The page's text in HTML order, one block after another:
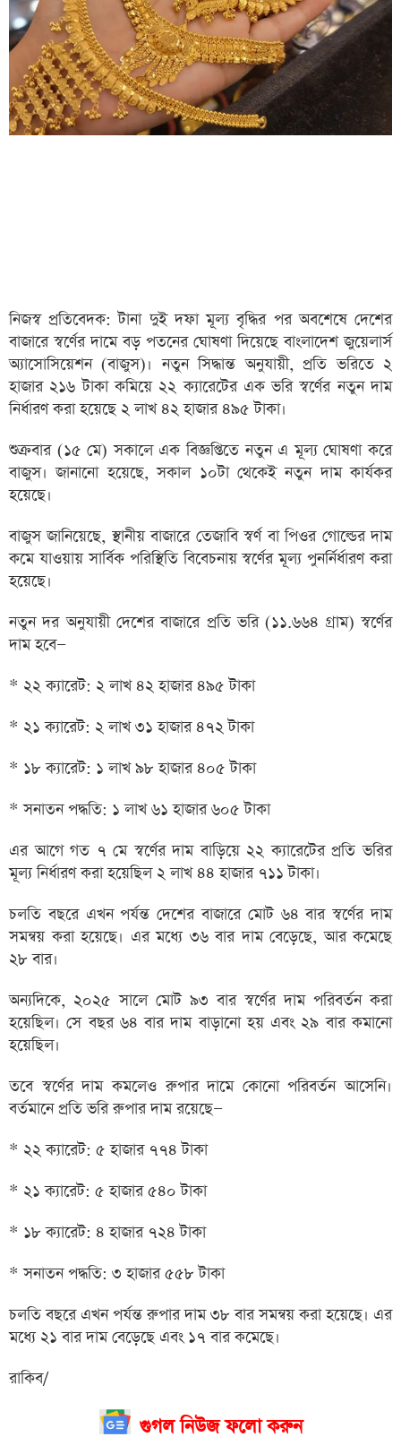
নিজস্ব প্রতিবেদক: টানা দুই দফা মূল্য বৃদ্ধির পর অবশেষে দেশের
বাজারে স্বর্ণের দামে বড় পতনের ঘোষণা দিয়েছে বাংলাদেশ জুয়েলার্স
অ্যাসোসিয়েশন (বাজুস)। নতুন সিদ্ধান্ত অনুযায়ী, প্রতি ভরিতে ২
হাজার ২১৬ টাকা কমিয়ে ২২ ক্যারেটের এক ভরি স্বর্ণের নতুন দাম
নির্ধারণ করা হয়েছে ২ লাখ ৪২ হাজার ৪৯৫ টাকা।
শুক্রবার (১৫ মে) সকালে এক বিজ্ঞপ্তিতে নতুন এ মূল্য ঘোষণা করে
বাজুস। জানানো হয়েছে, সকাল ১০টা থেকেই নতুন দাম কার্যকর
হয়েছে।
বাজুস জানিয়েছে, স্থানীয় বাজারে তেজাবি স্বর্ণ বা পিওর গোল্ডের দাম
কমে যাওয়ায় সার্বিক পরিস্থিতি বিবেচনায় স্বর্ণের মূল্য পুনর্নির্ধারণ করা
হয়েছে।
নতুন দর অনুযায়ী দেশের বাজারে প্রতি ভরি (১১.৬৬৪ গ্রাম) স্বর্ণের
দাম হবে—
* ২২ ক্যারেট: ২ লাখ ৪২ হাজার ৪৯৫ টাকা
* ২১ ক্যারেট: ২ লাখ ৩১ হাজার ৪৭২ টাকা
* ১৮ ক্যারেট: ১ লাখ ৯৮ হাজার ৪০৫ টাকা
* সনাতন পদ্ধতি: ১ লাখ ৬১ হাজার ৬০৫ টাকা
এর আগে গত ৭ মে স্বর্ণের দাম বাড়িয়ে ২২ ক্যারেটের প্রতি ভরির
মূল্য নির্ধারণ করা হয়েছিল ২ লাখ ৪৪ হাজার ৭১১ টাকা।
চলতি বছরে এখন পর্যন্ত দেশের বাজারে মোট ৬৪ বার স্বর্ণের দাম
সমন্বয় করা হয়েছে। এর মধ্যে ৩৬ বার দাম বেড়েছে, আর কমেছে
২৮ বার।
অন্যদিকে, ২০২৫ সালে মোট ৯৩ বার স্বর্ণের দাম পরিবর্তন করা
হয়েছিল। সে বছর ৬৪ বার দাম বাড়ানো হয় এবং ২৯ বার কমানো
হয়েছিল।
তবে স্বর্ণের দাম কমলেও রুপার দামে কোনো পরিবর্তন আসেনি।
বর্তমানে প্রতি ভরি রুপার দাম রয়েছে—
* ২২ ক্যারেট: ৫ হাজার ৭৭৪ টাকা
* ২১ ক্যারেট: ৫ হাজার ৫৪০ টাকা
* ১৮ ক্যারেট: ৪ হাজার ৭২৪ টাকা
* সনাতন পদ্ধতি: ৩ হাজার ৫৫৮ টাকা
চলতি বছরে এখন পর্যন্ত রুপার দাম ৩৮ বার সমন্বয় করা হয়েছে। এর
মধ্যে ২১ বার দাম বেড়েছে এবং ১৭ বার কমেছে।
রাকিব/
গুগল নিউজ ফলো করুন